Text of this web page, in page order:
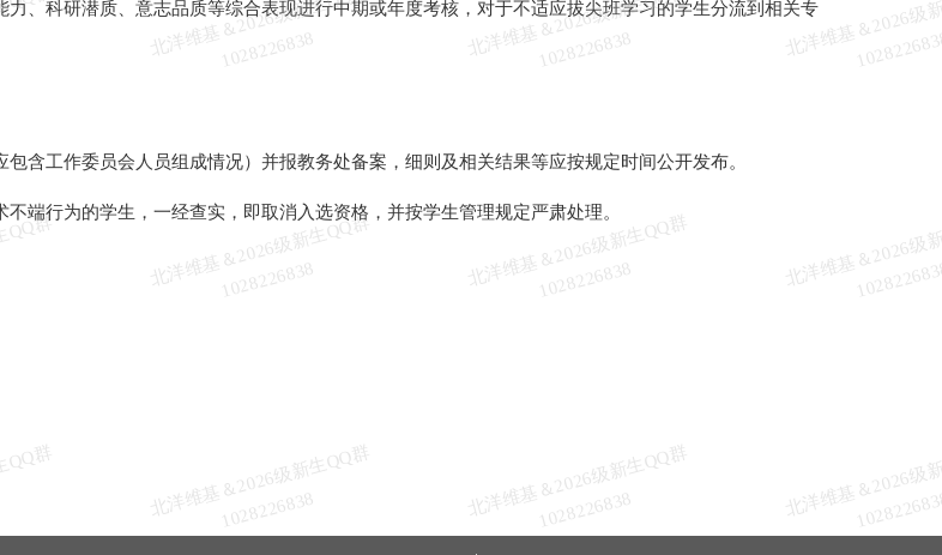
、科研潜质、意志品质等综合表现进行中期或年度考核，对于不适应拔尖班学习的学生分流到相关专
含工作委员会人员组成情况）并报教务处备案，细则及相关结果等应按规定时间公开发布。
端行为的学生，一经查实，即取消入选资格，并按学生管理规定严肃处理。
北
洋
维
基
＆
2
0
2
6
级
新
生
Q
Q
群
1
0
2
8
2
2
6
8
3
8 北
洋
维
基
＆
2
0
2
6
级
新
生
Q
Q
群
1
0
2
8
2
2
6
8
3
8
北
洋
维
基
＆
2
0
2
6
级
新
生
Q
Q
群
1
0
2
8
2
2
6
8
3
8 北
洋
维
基
＆
2
0
2
6
级
新
生
Q
Q
群
1
0
2
8
2
2
6
8
3
8
北
洋
维
基
＆
2
0
2
6
级
新
生
Q
Q
群
1
0
2
8
2
2
6
8
3
8 北
洋
维
基
＆
2
0
2
6
级
新
生
Q
Q
群
1
0
2
8
2
2
6
8
3
8